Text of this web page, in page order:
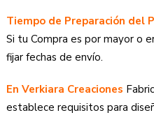
Tiempo de Preparación del
Si tu Compra es por mayor o
fijar fechas de envío.
En Verkiara Creaciones
establece requisitos para